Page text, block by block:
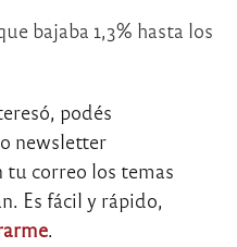
bajaba 1,3% hasta los
podés
newsletter
correo los temas
Es fácil y rápido,
.